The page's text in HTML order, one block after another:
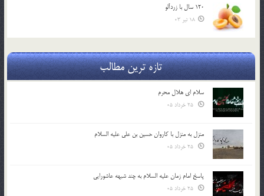
120 سال با زردآلو
18 تیر 03
تازه ترین مطالب
سلام ای هلال محرم
منزل به منزل با کاروان حسین بن علی علیه السلام
پاسخ امام زمان علیه السلام به چند شبهه عاشورایی